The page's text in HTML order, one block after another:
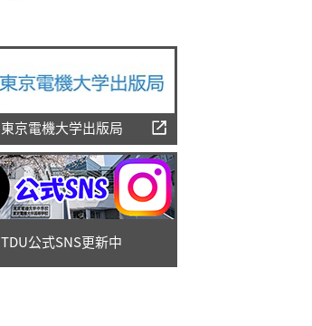
東京電機大学出版局
TDU公式SNS更新中